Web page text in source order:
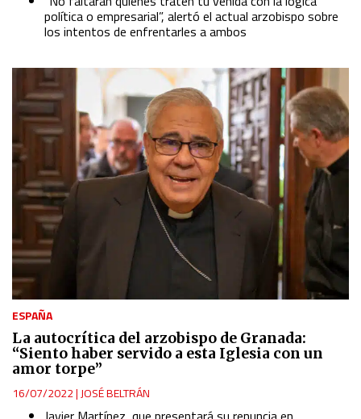
política o empresarial”, alertó el actual arzobispo sobre
los intentos de enfrentarles a ambos
ESPAÑA
La autocrítica del arzobispo de Granada:
“Siento haber servido a esta Iglesia con un
amor torpe”
16/07/2022| JOSÉ BELTRÁN